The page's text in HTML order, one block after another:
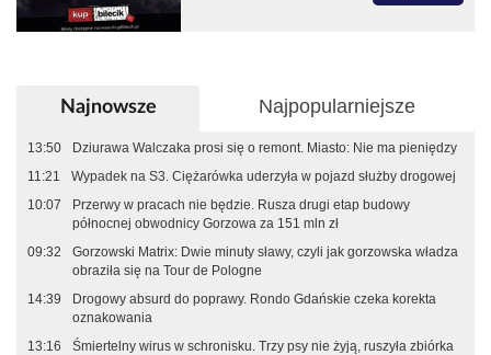
Najnowsze Najpopularniejsze
13:50
Dziurawa Walczaka prosi się o remont. Miasto: Nie ma pieniędzy
11:21
Wypadek na S3. Ciężarówka uderzyła w pojazd służby drogowej
10:07
Przerwy w pracach nie będzie. Rusza drugi etap budowy
północnej obwodnicy Gorzowa za 151 mln zł
09:32
Gorzowski Matrix: Dwie minuty sławy, czyli jak gorzowska władza
obraziła się na Tour de Pologne
14:39
Drogowy absurd do poprawy. Rondo Gdańskie czeka korekta
oznakowania
13:16
Śmiertelny wirus w schronisku. Trzy psy nie żyją, ruszyła zbiórka